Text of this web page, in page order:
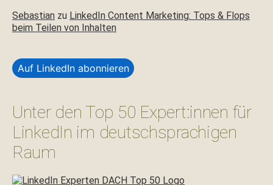
Sebastian zu LinkedIn Content Marketing: Tops & Flops
beim Teilen von Inhalten
Auf LinkedIn abonnieren
Unter den Top 50 Expert:innen für
LinkedIn im deutschsprachigen
Raum